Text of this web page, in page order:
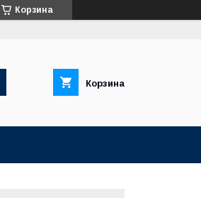
Корзина
Корзина